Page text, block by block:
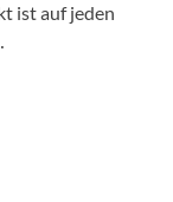
ist auf jeden